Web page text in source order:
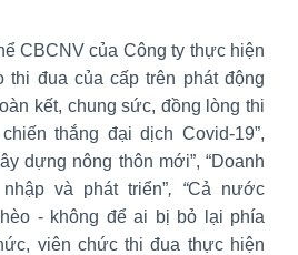
CBCNV của Công ty thực hiện
thi đua của cấp trên phát động
kết, chung sức, đồng lòng thi
thắng đại dịch Covid-19”,
dựng nông thôn mới”, “Doanh
và phát triển”, “Cả nước
- không để ai bị bỏ lại phía
viên chức thi đua thực hiện